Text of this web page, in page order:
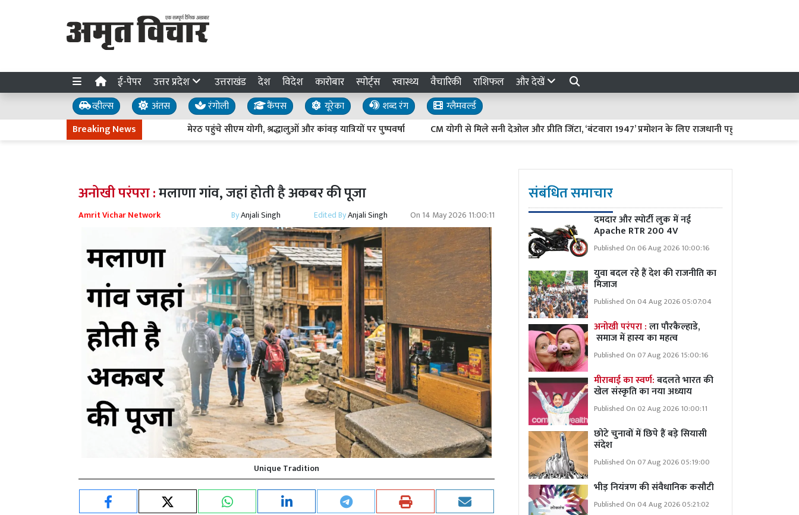
ई-पेपर उत्तर प्रदेश उत्तराखंड देश विदेश कारोबार स्पोर्ट्स स्वास्थ्य वैचारिकी राशिफल और देखें
व्हील्स अंतस रंगोली कैंपस यूरेका शब्द रंग
ग्लैमवर्ल्ड
Breaking News
मेरठ पहुंचे सीएम योगी, श्रद्धालुओं और कांवड़ यात्रियों पर पुष्पवर्षा CM योगी से मिले सनी देओल और प्रीति जिंटा, ‘बंटवारा 1947’ प्रमोशन के लिए राजधानी पहुंचे थे दोनों कलाकार
अनोखी परंपरा :मलाणा गांव, जहां होती है अकबर की पूजा
Amrit Vichar Network ByAnjali Singh Edited ByAnjali Singh On 14 May 2026 11:00:11
Unique Tradition
संबंधित समाचार
दमदार और स्पोर्टी लुक में नई
Apache RTR 200 4V
Published On 06 Aug 2026 10:00:16
युवा बदल रहे हैं देश की राजनीति का
मिजाज
Published On 04 Aug 2026 05:07:04
अनोखी परंपरा :ला पौरकैल्हाडे,
समाज में हास्य का महत्व
Published On 07 Aug 2026 15:00:16
मीराबाई का स्वर्ण:बदलते भारत की
खेल संस्कृति का नया अध्याय
Published On 02 Aug 2026 10:00:11
छोटे चुनावों में छिपे हैं बड़े सियासी
संदेश
Published On 07 Aug 2026 05:19:00
भीड़ नियंत्रण की संवैधानिक कसौटी
Published On 04 Aug 2026 05:21:02